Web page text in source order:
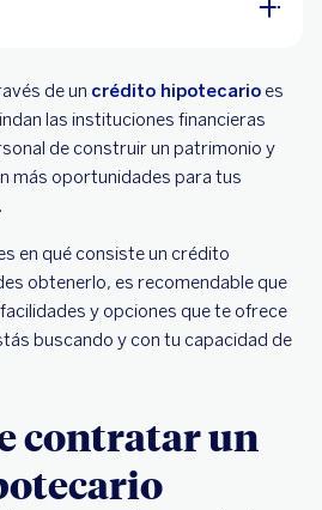
hipotecario
de un crédito hipotecario es
las instituciones financieras
de construir un patrimonio y
más oportunidades para tus
en qué consiste un crédito
obtenerlo, es recomendable que
y opciones que te ofrece
buscando y con tu capacidad de
contratar un